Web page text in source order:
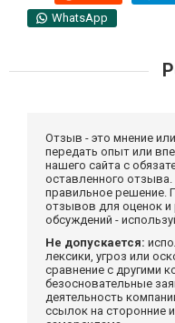
WhatsApp
Отзыв - это мнение
передать опыт или
нашего сайта с
оставленного
правильное решение.
отзывов для оценок и
обсуждений -
Не допускается:
лексики, угроз или
сравнение с другими
безосновательные
деятельность
ссылок на сторонние